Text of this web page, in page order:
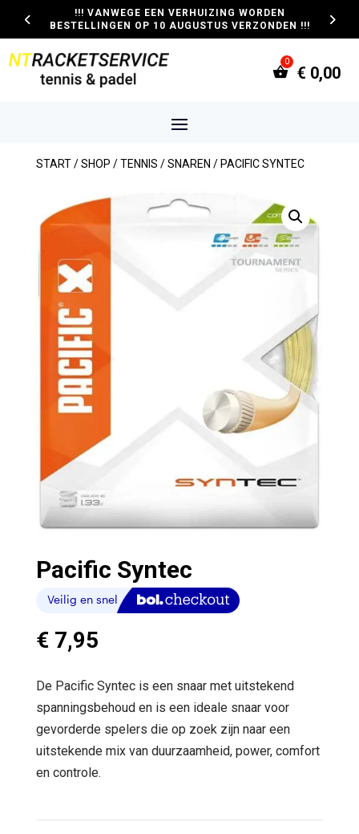
!!! VANWEGE EEN VERHUIZING WORDEN
BESTELLINGEN OP 10 AUGUSTUS VERZONDEN !!!
€ 0,00
START/SHOP /TENNIS /SNAREN / PACIFIC SYNTEC
Pacific Syntec
€7,95
De Pacific Syntec is een snaar met uitstekend
spanningsbehoud en is een ideale snaar voor
gevorderde spelers die op zoek zijn naar een
uitstekende mix van duurzaamheid, power, comfort
en controle.